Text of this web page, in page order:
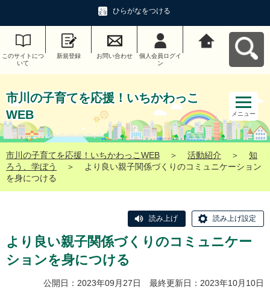
ひらがなをつける
このサイトにつ
いて
新規登録 お問い合わせ
個人会員ログイ
ン
市川の子育てを応援！いちかわっこ
WEB
メニュー
市川の子育てを応援！いちかわっこWEB ＞ 活動紹介 ＞
知
ろう、学ぼう
＞
より良い親子関係づくりのコミュニケーション
を身につける
読み上げ 読み上げ設定
より良い親子関係づくりのコミュニケー
ションを身につける
公開日：2023年09月27日 最終更新日：2023年10月10日